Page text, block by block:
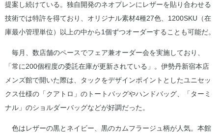
提案し続けている。独自開発のネオプレンにレザーを貼り合わせる
技術では特許を得ており、オリジナル素材4種27色、1200SKU（在
庫最小管理単位）以上の中から1個ずつオーダーすることも可能だ。
毎月、数店舗のペースでフェア兼オーダー会を実施しており、
「常に200個程度の委託在庫が更新されている」。伊勢丹新宿本店
メンズ館で開いた際は、タックをデザインポイントとしたユニセッ
クス仕様の「クアトロ」のトートバッグやハンドバッグ、「ターミ
ナル」のショルダーバッグなどが好調だった。
色はレザーの黒とネイビー、黒のカムフラージュ柄が人気。本館